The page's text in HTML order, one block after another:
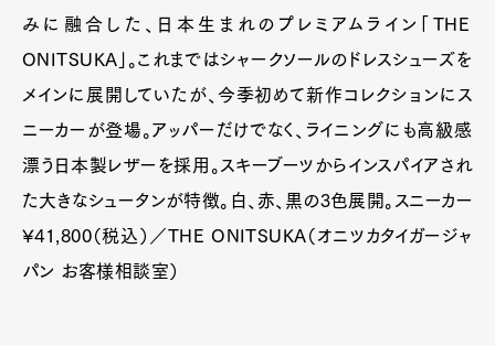
みに融合した、日本生まれのプレミアムライン「THE
ONITSUKA」。これまではシャークソールのドレスシューズを
メインに展開していたが、今季初めて新作コレクションにス
ニーカーが登場。アッパーだけでなく、ライニングにも高級感
漂う日本製レザーを採用。スキーブーツからインスパイアされ
た大きなシュータンが特徴。白、赤、黒の3色展開。スニーカー
¥41,800（税込）／THE ONITSUKA（オニツカタイガージャ
パン お客様相談室）